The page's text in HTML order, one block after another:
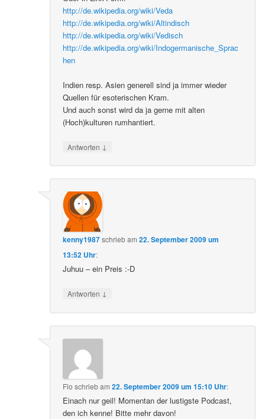
http://de.wikipedia.org/wiki/Veda
http://de.wikipedia.org/wiki/Altindisch
http://de.wikipedia.org/wiki/Vedisch
http://de.wikipedia.org/wiki/Indogermanische_Sprac
hen
Indien resp. Asien generell sind ja immer wieder
Quellen für esoterischen Kram.
Und auch sonst wird da ja gerne mit alten
(Hoch)kulturen rumhantiert.
Antworten ↓
kenny1987schriebam22. September 2009 um
13:52 Uhr:
Juhuu – ein Preis :-D
Antworten ↓
Flo schriebam22. September 2009 um 15:10 Uhr:
Einach nur geil! Momentan der lustigste Podcast,
den ich kenne! Bitte mehr davon!